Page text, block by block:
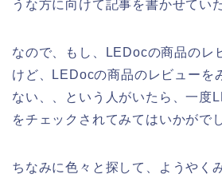
うな方に向けて記事を書かせてい
なので、もし、LEDocの商品のレ
けど、LEDocの商品のレビューを
ない、、という人がいたら、一度
をチェックされてみてはいかがで
ちなみに色々と探して、ようやく